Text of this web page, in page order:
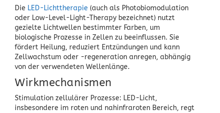
Die LED-Lichttherapie (auch als Photobiomodulation
oder Low-Level-Light-Therapy bezeichnet) nutzt
gezielte Lichtwellen bestimmter Farben, um
biologische Prozesse in Zellen zu beeinflussen. Sie
fördert Heilung, reduziert Entzündungen und kann
Zellwachstum oder -regeneration anregen, abhängig
von der verwendeten Wellenlänge.
Wirkmechanismen
Stimulation zellulärer Prozesse: LED-Licht,
insbesondere im roten und nahinfraroten Bereich, regt